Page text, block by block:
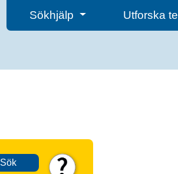
Sökhjälp Utforska
Sök